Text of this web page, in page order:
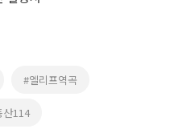
#엘리프역곡
산114